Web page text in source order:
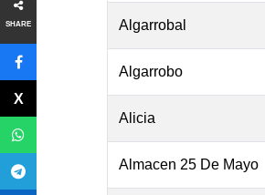
SHARE Algarrobal
Algarrobo
Alicia
Almacen 25 De Mayo